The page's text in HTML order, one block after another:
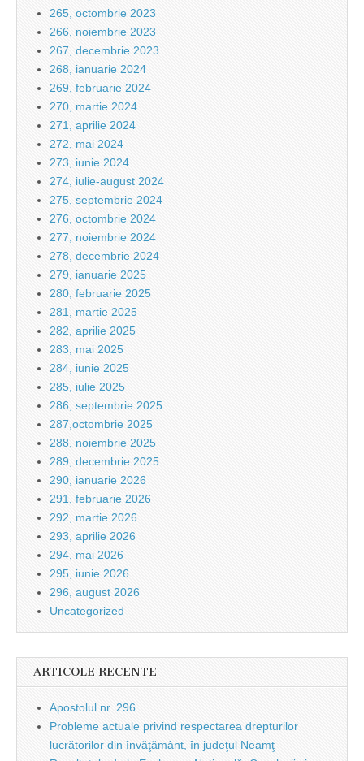
265, octombrie 2023
266, noiembrie 2023
267, decembrie 2023
268, ianuarie 2024
269, februarie 2024
270, martie 2024
271, aprilie 2024
272, mai 2024
273, iunie 2024
274, iulie-august 2024
275, septembrie 2024
276, octombrie 2024
277, noiembrie 2024
278, decembrie 2024
279, ianuarie 2025
280, februarie 2025
281, martie 2025
282, aprilie 2025
283, mai 2025
284, iunie 2025
285, iulie 2025
286, septembrie 2025
287,octombrie 2025
288, noiembrie 2025
289, decembrie 2025
290, ianuarie 2026
291, februarie 2026
292, martie 2026
293, aprilie 2026
294, mai 2026
295, iunie 2026
296, august 2026
Uncategorized
ARTICOLE RECENTE
Apostolul nr. 296
Probleme actuale privind respectarea drepturilor
lucrătorilor din învăţământ, în judeţul Neamţ